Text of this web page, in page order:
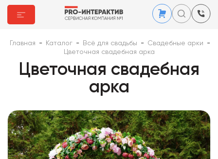
Главная - Каталог - Всё для свадьбы - Свадебные арки
-
Цветочная свадебная арка
Цветочная свадебная
арка